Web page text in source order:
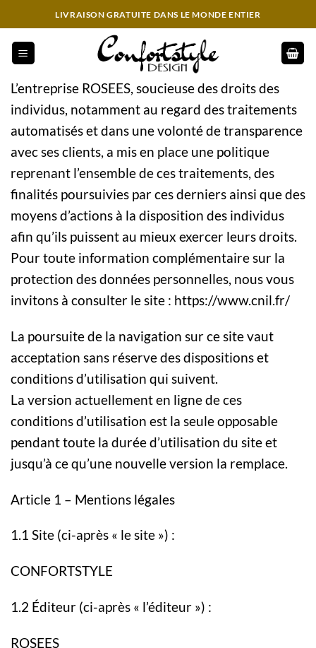
au
contenu
LIVRAISON GRATUITE DANS LE MONDE ENTIER
L’entreprise ROSEES, soucieuse des droits des
individus, notamment au regard des traitements
automatisés et dans une volonté de transparence
avec ses clients, a mis en place une politique
reprenant l’ensemble de ces traitements, des
finalités poursuivies par ces derniers ainsi que des
moyens d’actions à la disposition des individus
afin qu’ils puissent au mieux exercer leurs droits.
Pour toute information complémentaire sur la
protection des données personnelles, nous vous
invitons à consulter le site : https://www.cnil.fr/
La poursuite de la navigation sur ce site vaut
acceptation sans réserve des dispositions et
conditions d’utilisation qui suivent.
La version actuellement en ligne de ces
conditions d’utilisation est la seule opposable
pendant toute la durée d’utilisation du site et
jusqu’à ce qu’une nouvelle version la remplace.
Article 1 – Mentions légales
1.1 Site (ci-après « le site ») :
CONFORTSTYLE
1.2 Éditeur (ci-après « l’éditeur ») :
ROSEES